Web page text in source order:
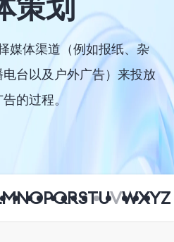
媒体渠道（例如报纸、杂
台以及户外广告）来投放
的过程。
MNOPQRSTUVWXYZ